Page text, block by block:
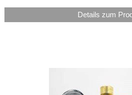
Details zum